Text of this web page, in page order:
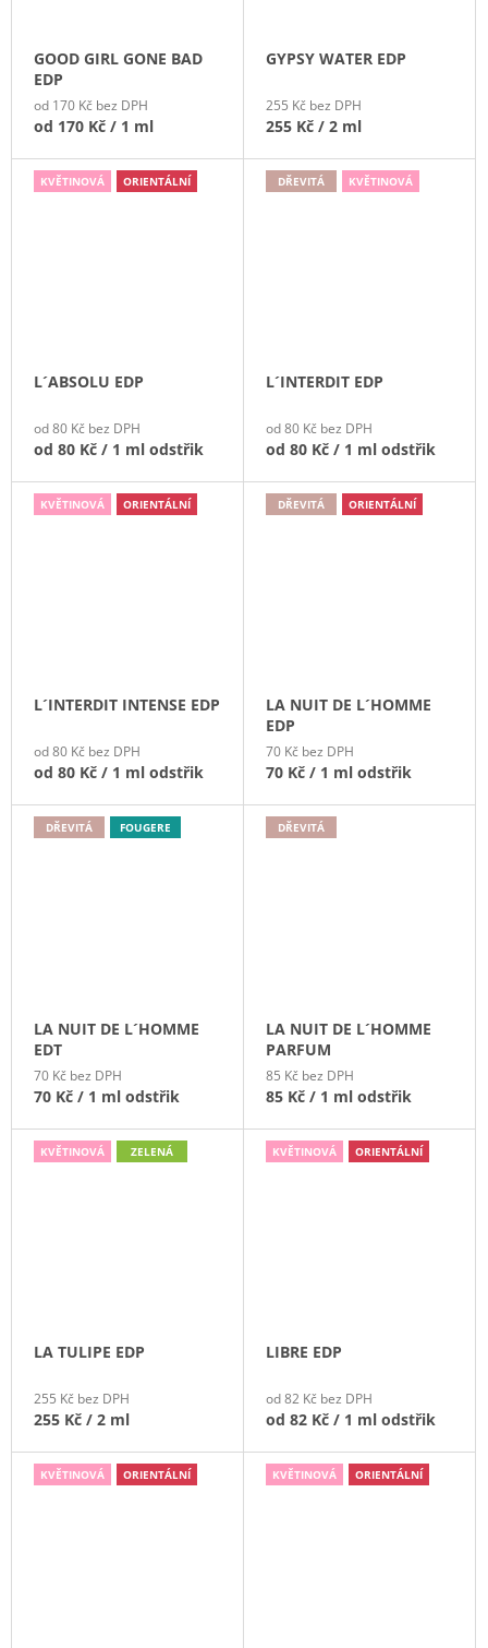
GOOD GIRL GONE BAD
EDP
od 170 Kč bez DPH
od 170 Kč / 1 ml
GYPSY WATER EDP
255 Kč bez DPH
255 Kč / 2 ml
KVĚTINOVÁ ORIENTÁLNÍ
L´ABSOLU EDP
od 80 Kč bez DPH
od 80 Kč / 1 ml odstřik
DŘEVITÁ KVĚTINOVÁ
L´INTERDIT EDP
od 80 Kč bez DPH
od 80 Kč / 1 ml odstřik
KVĚTINOVÁ ORIENTÁLNÍ
L´INTERDIT INTENSE EDP
od 80 Kč bez DPH
od 80 Kč / 1 ml odstřik
DŘEVITÁ ORIENTÁLNÍ
LA NUIT DE L´HOMME
EDP
70 Kč bez DPH
70 Kč / 1 ml odstřik
DŘEVITÁ FOUGERE
LA NUIT DE L´HOMME
EDT
70 Kč bez DPH
70 Kč / 1 ml odstřik
DŘEVITÁ
LA NUIT DE L´HOMME
PARFUM
85 Kč bez DPH
85 Kč / 1 ml odstřik
KVĚTINOVÁ ZELENÁ
LA TULIPE EDP
255 Kč bez DPH
255 Kč / 2 ml
KVĚTINOVÁ ORIENTÁLNÍ
LIBRE EDP
od 82 Kč bez DPH
od 82 Kč / 1 ml odstřik
KVĚTINOVÁ ORIENTÁLNÍ KVĚTINOVÁ ORIENTÁLNÍ